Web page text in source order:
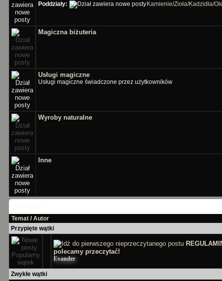
Poddziały: Kamienie/Zioła/Kadzidła/
Magiczna biżuteria
Usługi magiczne
Usługi magiczne świadczone przez użytkowników
Wyroby naturalne
Inne
Temat /Autor
Przypięte wątki
polecamy przeczytać!
Evander
Zwykłe wątki